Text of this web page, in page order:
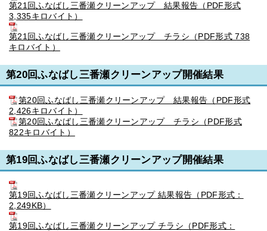
第21回ふなばし三番瀬クリーンアップ 結果報告（PDF形式
3,335キロバイト）
第21回ふなばし三番瀬クリーンアップ チラシ（PDF形式 738
キロバイト）
第20回ふなばし三番瀬クリーンアップ開催結果
第20回ふなばし三番瀬クリーンアップ 結果報告（PDF形式
2,426キロバイト）
第20回ふなばし三番瀬クリーンアップ チラシ（PDF形式
822キロバイト）
第19回ふなばし三番瀬クリーンアップ開催結果
第19回ふなばし三番瀬クリーンアップ 結果報告（PDF形式：
2,249KB）
第19回ふなばし三番瀬クリーンアップ チラシ（PDF形式：